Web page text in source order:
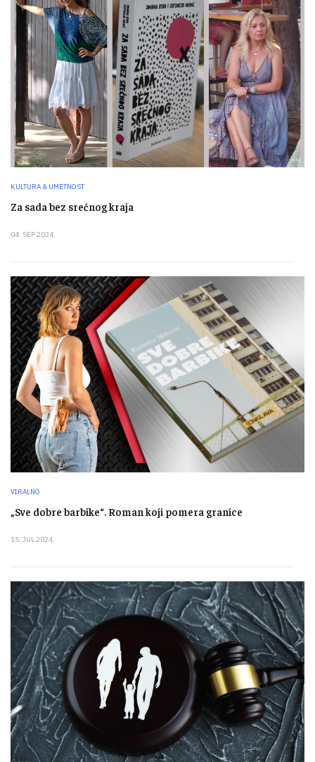
KULTURA & UMETNOST
Za sada bez srećnog kraja
04. SEP 2024.
VIRALNO
„Sve dobre barbike“. Roman koji pomera granice
15. JUL 2024.